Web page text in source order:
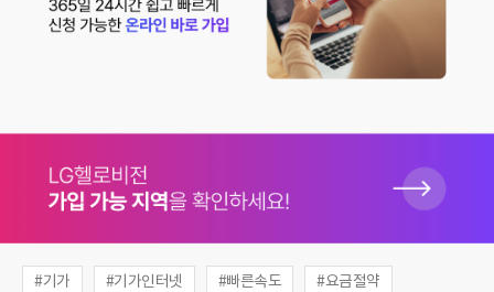
기가 기가인터넷 빠른속도 요금절약